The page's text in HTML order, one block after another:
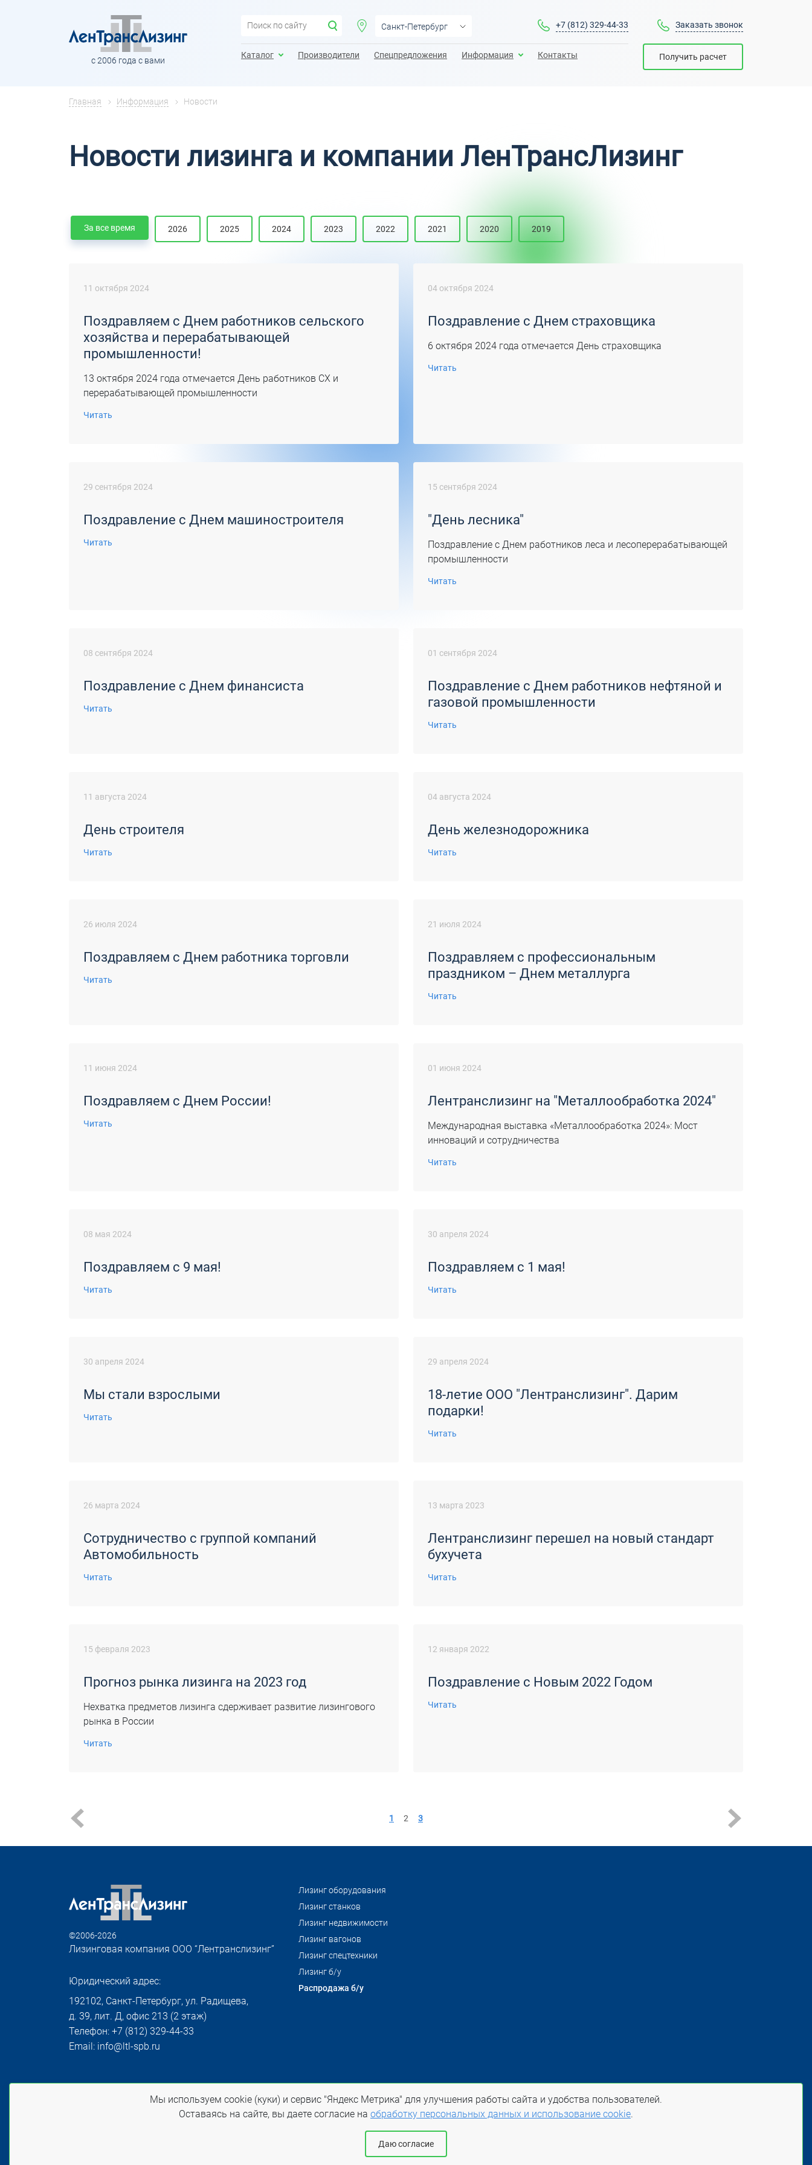
с 2006 года с вами
Санкт-Петербург
Санкт-Петербург
Нижний Новгород
+7 (812) 329-44-33
Каталог Производители Спецпредложения Информация Контакты
Заказать звонок
Получить расчет
Главная Информация Новости
Новости лизинга и компании ЛенТрансЛизинг
За все время 2026 2025 2024 2023 2022 2021 2020 2019
11 октября 2024
Поздравляем с Днем работников сельского
хозяйства и перерабатывающей
промышленности!
13 октября 2024 года отмечается День работников СХ и
перерабатывающей промышленности
Читать
04 октября 2024
Поздравление с Днем страховщика
6 октября 2024 года отмечается День страховщика
Читать
29 сентября 2024
Поздравление с Днем машиностроителя
Читать
15 сентября 2024
"День лесника"
Поздравление с Днем работников леса и лесоперерабатывающей
промышленности
Читать
08 сентября 2024
Поздравление с Днем финансиста
Читать
01 сентября 2024
Поздравление с Днем работников нефтяной и
газовой промышленности
Читать
11 августа 2024
День строителя
Читать
04 августа 2024
День железнодорожника
Читать
26 июля 2024
Поздравляем с Днем работника торговли
Читать
21 июля 2024
Поздравляем с профессиональным
праздником – Днем металлурга
Читать
11 июня 2024
Поздравляем с Днем России!
Читать
01 июня 2024
Лентранслизинг на "Металлообработка 2024"
Международная выставка «Металлообработка 2024»: Мост
инноваций и сотрудничества
Читать
08 мая 2024
Поздравляем с 9 мая!
Читать
30 апреля 2024
Поздравляем с 1 мая!
Читать
30 апреля 2024
Мы стали взрослыми
Читать
29 апреля 2024
18-летие ООО "Лентранслизинг". Дарим
подарки!
Читать
26 марта 2024
Сотрудничество с группой компаний
Автомобильность
Читать
13 марта 2023
Лентранслизинг перешел на новый стандарт
бухучета
Читать
15 февраля 2023
Прогноз рынка лизинга на 2023 год
Нехватка предметов лизинга сдерживает развитие лизингового
рынка в России
Читать
12 января 2022
Поздравление с Новым 2022 Годом
Читать
1 2 3
©2006-2026
Лизинговая компания ООО “Лентранслизинг”
Юридический адрес:
192102, Санкт-Петербург, ул. Радищева,
д. 39, лит. Д, офис 213 (2 этаж)
Телефон: +7 (812) 329-44-33
Email: info@ltl-spb.ru
Лизинг оборудования
Лизинг станков
Лизинг недвижимости
Лизинг вагонов
Лизинг спецтехники
Лизинг б/у
Распродажа б/у
Политика конфиденциальности
При использовании материалов сайта ссылка на ltl-spb.ru обязательна
Мы используем cookie (куки) и сервис "Яндекс Метрика" для улучшения работы сайта и удобства пользователей.
Оставаясь на сайте, вы даете согласие на обработку персональных данных и использование cookie.
Даю согласие